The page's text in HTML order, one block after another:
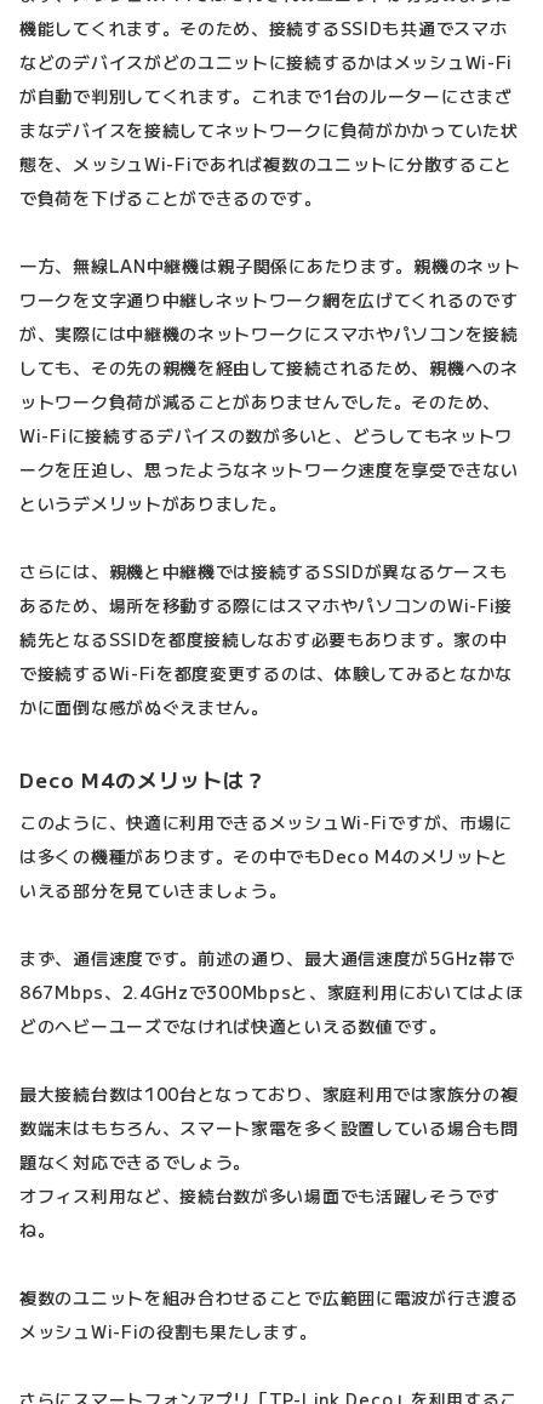
機能してくれます。そのため、接続するSSIDも共通でスマホ
などのデバイスがどのユニットに接続するかはメッシュWi-Fi
が自動で判別してくれます。これまで1台のルーターにさまざ
まなデバイスを接続してネットワークに負荷がかかっていた状
態を、メッシュWi-Fiであれば複数のユニットに分散すること
で負荷を下げることができるのです。
一方、無線LAN中継機は親子関係にあたります。親機のネット
ワークを文字通り中継しネットワーク網を広げてくれるのです
が、実際には中継機のネットワークにスマホやパソコンを接続
しても、その先の親機を経由して接続されるため、親機へのネ
ットワーク負荷が減ることがありませんでした。そのため、
Wi-Fiに接続するデバイスの数が多いと、どうしてもネットワ
ークを圧迫し、思ったようなネットワーク速度を享受できない
というデメリットがありました。
さらには、親機と中継機では接続するSSIDが異なるケースも
あるため、場所を移動する際にはスマホやパソコンのWi-Fi接
続先となるSSIDを都度接続しなおす必要もあります。家の中
で接続するWi-Fiを都度変更するのは、体験してみるとなかな
かに面倒な感がぬぐえません。
Deco M4のメリットは？
このように、快適に利用できるメッシュWi-Fiですが、市場に
は多くの機種があります。その中でもDeco M4のメリットと
いえる部分を見ていきましょう。
まず、通信速度です。前述の通り、最大通信速度が5GHz帯で
867Mbps、2.4GHzで300Mbpsと、家庭利用においてはよほ
どのヘビーユーズでなければ快適といえる数値です。
最大接続台数は100台となっており、家庭利用では家族分の複
数端末はもちろん、スマート家電を多く設置している場合も問
題なく対応できるでしょう。
オフィス利用など、接続台数が多い場面でも活躍しそうです
ね。
複数のユニットを組み合わせることで広範囲に電波が行き渡る
メッシュWi-Fiの役割も果たします。